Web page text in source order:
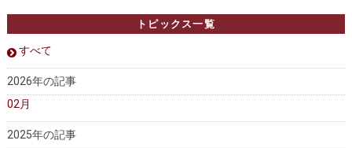
トピックス一覧
すべて
2026年の記事
02月
2025年の記事